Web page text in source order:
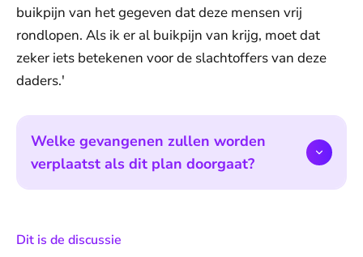
buikpijn van het gegeven dat deze mensen vrij
rondlopen. Als ik er al buikpijn van krijg, moet dat
zeker iets betekenen voor de slachtoffers van deze
daders.'
Welke gevangenen zullen worden
verplaatst als dit plan doorgaat?
Dit is de discussie